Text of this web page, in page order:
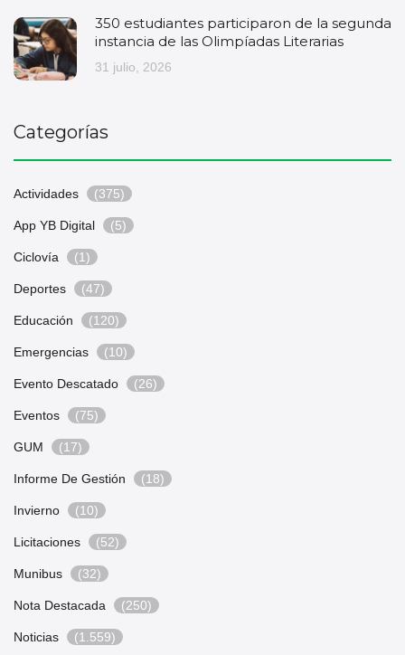
350 estudiantes participaron de la segunda
instancia de las Olimpíadas Literarias
31 julio, 2026
Categorías
Actividades (375)
App YB Digital (5)
Ciclovía (1)
Deportes (47)
Educación (120)
Emergencias (10)
Evento Descatado (26)
Eventos (75)
GUM (17)
Informe De Gestión (18)
Invierno (10)
Licitaciones (52)
Munibus (32)
Nota Destacada (250)
Noticias (1.559)